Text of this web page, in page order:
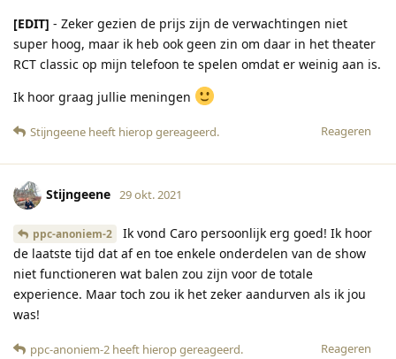
[EDIT] - Zeker gezien de prijs zijn de verwachtingen niet
super hoog, maar ik heb ook geen zin om daar in het theater
RCT classic op mijn telefoon te spelen omdat er weinig aan is.
Ik hoor graag jullie meningen
Reageren
Stijngeene heeft hierop gereageerd.
Stijngeene 29 okt. 2021
ppc-anoniem-2
Ik vond Caro persoonlijk erg goed! Ik hoor
de laatste tijd dat af en toe enkele onderdelen van de show
niet functioneren wat balen zou zijn voor de totale
experience. Maar toch zou ik het zeker aandurven als ik jou
was!
Reageren
ppc-anoniem-2 heeft hierop gereageerd.